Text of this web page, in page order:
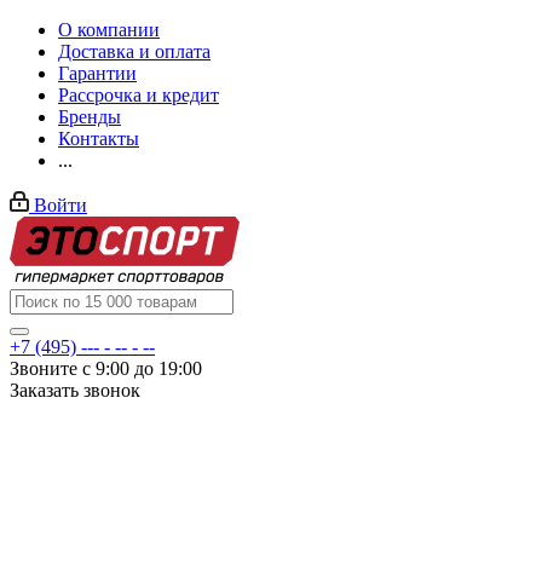
О компании
Доставка и оплата
Гарантии
Рассрочка и кредит
Бренды
Контакты
...
Войти
+7 (495) --- - -- - --
Звоните с 9:00 до 19:00
Заказать звонок